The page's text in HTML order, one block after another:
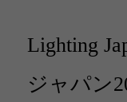
Lighting
ジャパン